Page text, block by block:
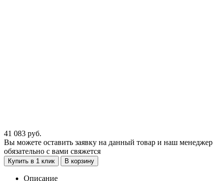
41 083 руб.
Вы можете оставить заявку на данный товар и наш менеджер
обязательно с вами свяжется
Купить в 1 клик В корзину
Описание